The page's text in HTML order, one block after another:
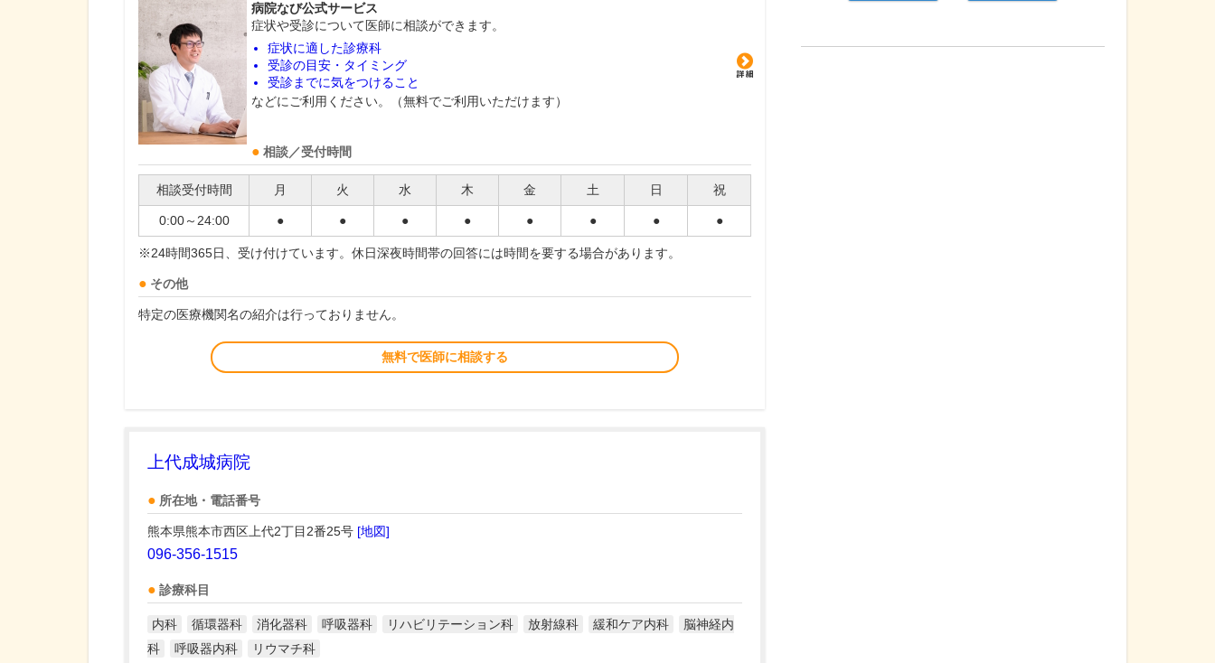
病院なび公式サービス
症状や受診について医師に相談ができます。
症状に適した診療科
受診の目安・タイミング
受診までに気をつけること
などにご利用ください。（無料でご利用いただけます）
相談／受付時間
相談受付時間 月 火 水 木 金 土 日 祝
0:00～24:00 ● ● ● ● ● ● ● ●
※24時間365日、受け付けています。休日深夜時間帯の回答には時間を要する場合があります。
その他
特定の医療機関名の紹介は行っておりません。
無料で医師に相談する
上代成城病院
所在地・電話番号
熊本県熊本市西区上代2丁目2番25号 [地図]
096-356-1515
診療科目
内科 循環器科 消化器科 呼吸器科 リハビリテーション科 放射線科 緩和ケア内科
脳神経内
科
呼吸器内科 リウマチ科